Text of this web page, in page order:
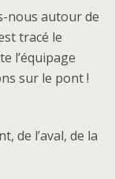
nous autour de
tracé le
l’équipage
sur le pont !
de l’aval, de la